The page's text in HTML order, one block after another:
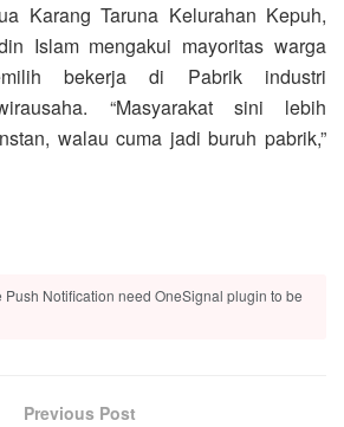
Karang Taruna Kelurahan Kepuh,
Islam mengakui mayoritas warga
bekerja di Pabrik industri
“Masyarakat sini lebih
walau cuma jadi buruh pabrik,”
Push Notification need OneSignal plugin to be
Previous Post